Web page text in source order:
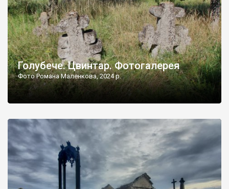
Голубече. Цвинтар. Фотогалерея
Фото Романа Маленкова, 2024 р.